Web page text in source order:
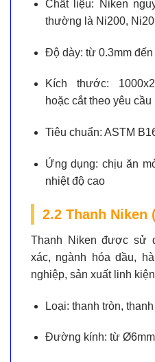
Chất liệu: Niken
thường là Ni200,
Độ dày: từ 0.3mm đến
Kích thước:
hoặc cắt theo yêu cầu
Tiêu chuẩn: ASTM
Ứng dụng: chịu ăn
nhiệt độ cao
2.2 Thanh Niken
Thanh Niken được sử
xác, ngành hóa dầu,
nghiệp, sản xuất linh
Loại: thanh tròn,
Đường kính: từ